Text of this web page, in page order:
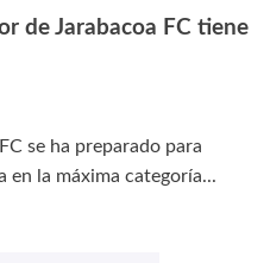
de Jarabacoa FC tiene
se ha preparado para
la máxima categoría...